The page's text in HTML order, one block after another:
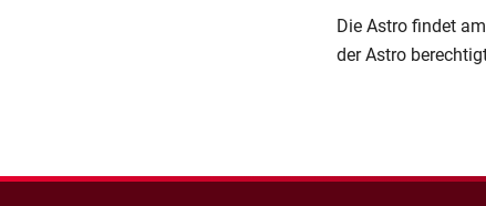
Die Astro findet
der Astro